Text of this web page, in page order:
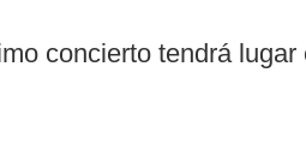
concierto tendrá